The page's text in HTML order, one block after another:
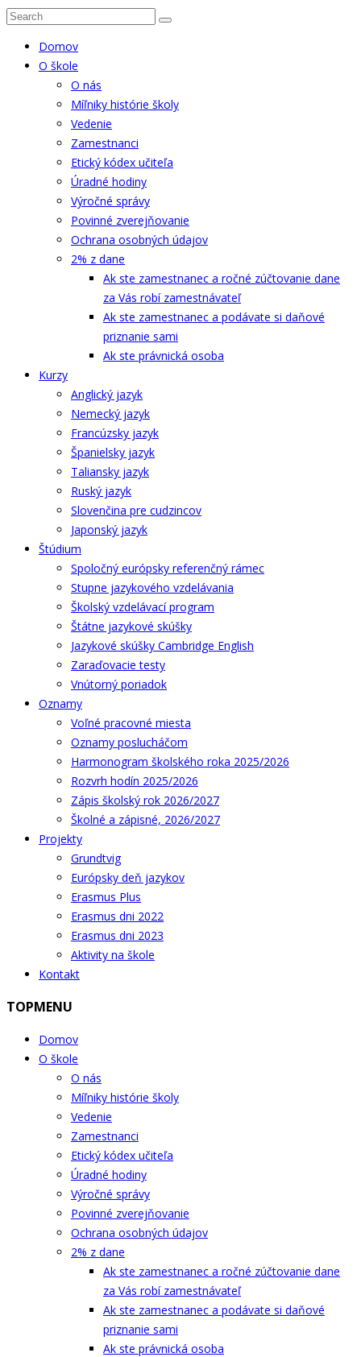
Domov
O škole
O nás
Míľniky histórie školy
Vedenie
Zamestnanci
Etický kódex učiteľa
Úradné hodiny
Výročné správy
Povinné zverejňovanie
Ochrana osobných údajov
2% z dane
Ak ste zamestnanec a ročné zúčtovanie dane
za Vás robí zamestnávateľ
Ak ste zamestnanec a podávate si daňové
priznanie sami
Ak ste právnická osoba
Kurzy
Anglický jazyk
Nemecký jazyk
Francúzsky jazyk
Španielsky jazyk
Taliansky jazyk
Ruský jazyk
Slovenčina pre cudzincov
Japonský jazyk
Štúdium
Spoločný európsky referenčný rámec
Stupne jazykového vzdelávania
Školský vzdelávací program
Štátne jazykové skúšky
Jazykové skúšky Cambridge English
Zaraďovacie testy
Vnútorný poriadok
Oznamy
Voľné pracovné miesta
Oznamy poslucháčom
Harmonogram školského roka 2025/2026
Rozvrh hodín 2025/2026
Zápis školský rok 2026/2027
Školné a zápisné, 2026/2027
Projekty
Grundtvig
Európsky deň jazykov
Erasmus Plus
Erasmus dni 2022
Erasmus dni 2023
Aktivity na škole
Kontakt
TOPMENU
Domov
O škole
O nás
Míľniky histórie školy
Vedenie
Zamestnanci
Etický kódex učiteľa
Úradné hodiny
Výročné správy
Povinné zverejňovanie
Ochrana osobných údajov
2% z dane
Ak ste zamestnanec a ročné zúčtovanie dane
za Vás robí zamestnávateľ
Ak ste zamestnanec a podávate si daňové
priznanie sami
Ak ste právnická osoba